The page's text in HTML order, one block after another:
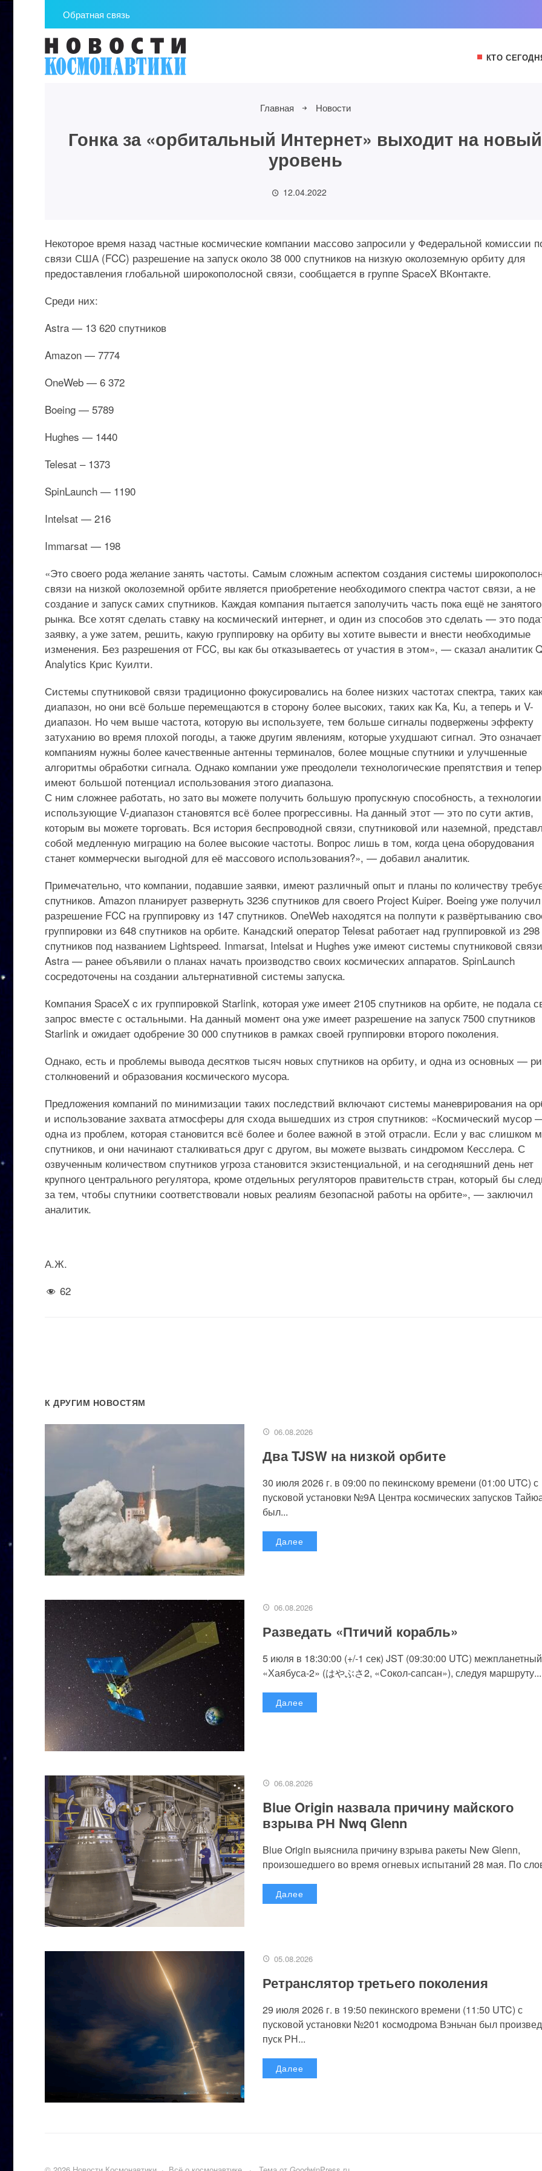
Обратная связь
КТО
Главная Новости
Гонка за «орбитальный Интернет» выходит на новый
уровень
12.04.2022
Некоторое время назад частные космические компании массово запросили у Федеральной комиссии
связи США (FCC) разрешение на запуск около 38 000 спутников на низкую околоземную орбиту для
предоставления глобальной широкополосной связи, сообщается в группе SpaceX ВКонтакте.
Среди них:
Astra — 13 620 спутников
Amazon — 7774
OneWeb — 6 372
Boeing — 5789
Hughes — 1440
Telesat – 1373
SpinLaunch — 1190
Intelsat — 216
Immarsat — 198
«Это своего рода желание занять частоты. Самым сложным аспектом создания системы
связи на низкой околоземной орбите является приобретение необходимого спектра частот связи, а не
создание и запуск самих спутников. Каждая компания пытается заполучить часть пока ещё не занятого
рынка. Все хотят сделать ставку на космический интернет, и один из способов это сделать — это
заявку, а уже затем, решить, какую группировку на орбиту вы хотите вывести и внести необходимые
изменения. Без разрешения от FCC, вы как бы отказываетесь от участия в этом», — сказал аналитик
Analytics Крис Куилти.
Системы спутниковой связи традиционно фокусировались на более низких частотах спектра, таких
диапазон, но они всё больше перемещаются в сторону более высоких, таких как Ka, Ku, а теперь и V-
диапазон. Но чем выше частота, которую вы используете, тем больше сигналы подвержены эффекту
затуханию во время плохой погоды, а также другим явлениям, которые ухудшают сигнал. Это
компаниям нужны более качественные антенны терминалов, более мощные спутники и улучшенные
алгоритмы обработки сигнала. Однако компании уже преодолели технологические препятствия и
имеют большой потенциал использования этого диапазона.
С ним сложнее работать, но зато вы можете получить большую пропускную способность, а
использующие V-диапазон становятся всё более прогрессивны. На данный этот — это по сути актив,
которым вы можете торговать. Вся история беспроводной связи, спутниковой или наземной,
собой медленную миграцию на более высокие частоты. Вопрос лишь в том, когда цена оборудования
станет коммерчески выгодной для её массового использования?», — добавил аналитик.
Примечательно, что компании, подавшие заявки, имеют различный опыт и планы по количеству
спутников. Amazon планирует развернуть 3236 спутников для своего Project Kuiper. Boeing уже получил
разрешение FCC на группировку из 147 спутников. OneWeb находятся на полпути к развёртыванию
группировки из 648 спутников на орбите. Канадский оператор Telesat работает над группировкой из 298
спутников под названием Lightspeed. Inmarsat, Intelsat и Hughes уже имеют системы спутниковой
Astra — ранее объявили о планах начать производство своих космических аппаратов. SpinLaunch
сосредоточены на создании альтернативной системы запуска.
Компания SpaceX c их группировкой Starlink, которая уже имеет 2105 спутников на орбите, не подала
запрос вместе с остальными. На данный момент она уже имеет разрешение на запуск 7500 спутников
Starlink и ожидает одобрение 30 000 спутников в рамках своей группировки второго поколения.
Однако, есть и проблемы вывода десятков тысяч новых спутников на орбиту, и одна из основных —
столкновений и образования космического мусора.
Предложения компаний по минимизации таких последствий включают системы маневрирования на
и использование захвата атмосферы для схода вышедших из строя спутников: «Космический мусор
одна из проблем, которая становится всё более и более важной в этой отрасли. Если у вас слишком
спутников, и они начинают сталкиваться друг с другом, вы можете вызвать синдромом Кесслера. С
озвученным количеством спутников угроза становится экзистенциальной, и на сегодняшний день нет
крупного центрального регулятора, кроме отдельных регуляторов правительств стран, который бы
за тем, чтобы спутники соответствовали новых реалиям безопасной работы на орбите», — заключил
аналитик.
А.Ж.
62
К ДРУГИМ НОВОСТЯМ
06.08.2026
Два TJSW на низкой орбите
30 июля 2026 г. в 09:00 по пекинскому времени (01:00 UTC) с
пусковой установки №9A Центра космических запусков
был...
Далее
06.08.2026
Разведать «Птичий корабль»
5 июля в 18:30:00 (+/-1 сек) JST (09:30:00 UTC)
«Хаябуса-2» (はやぶさ2, «Сокол-сапсан»), следуя маршруту...
Далее
06.08.2026
Blue Origin назвала причину майского
взрыва РН Nwq Glenn
Blue Origin выяснила причину взрыва ракеты New Glenn,
произошедшего во время огневых испытаний 28 мая. По
Далее
05.08.2026
Ретранслятор третьего поколения
29 июля 2026 г. в 19:50 пекинского времени (11:50 UTC) с
пусковой установки №201 космодрома Вэньчан был
пуск РН...
Далее